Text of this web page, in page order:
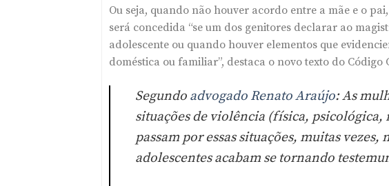
Ou seja, quando não houver acordo entre a mãe e o
será concedida “se um dos genitores declarar ao
adolescente ou quando houver elementos que
doméstica ou familiar”, destaca o novo texto do Código
Segundo advogado Renato Araújo: As
situações de violência (física, psicológica,
passam por essas situações, muitas
adolescentes acabam se tornando